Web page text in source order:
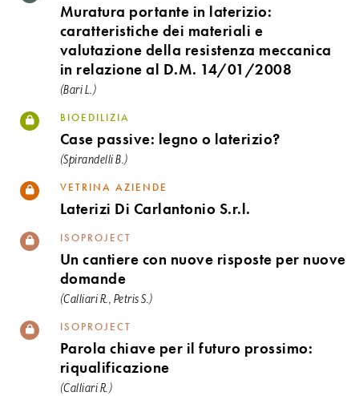
Muratura portante in laterizio:
caratteristiche dei materiali e
valutazione della resistenza meccanica
in relazione al D.M. 14/01/2008
(Bari L.)
BIOEDILIZIA
Case passive: legno o laterizio?
(Spirandelli B.)
VETRINA AZIENDE
Laterizi Di Carlantonio S.r.l.
ISOPROJECT
Un cantiere con nuove risposte per nuove
domande
(Calliari R., Petris S.)
ISOPROJECT
Parola chiave per il futuro prossimo:
riqualificazione
(Calliari R.)